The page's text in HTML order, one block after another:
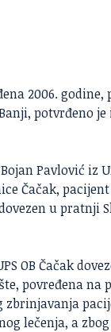
2006. godine,
, potvrđeno je
Pavlović iz
Čačak,
u pratnji
OB Čačak
povređena na
lečenja, a